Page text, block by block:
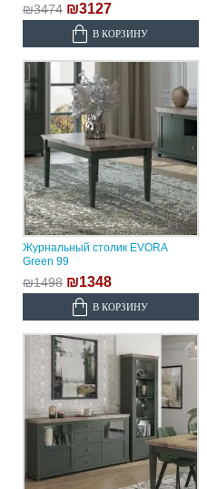
₪3474 ₪3127
В КОРЗИНУ
Журнальный столик EVORA
Green 99
₪1498 ₪1348
В КОРЗИНУ